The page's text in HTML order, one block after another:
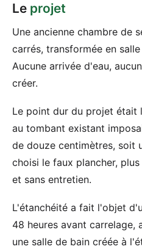
Le projet
Une ancienne chambre de
carrés, transformée en
Aucune arrivée d'eau,
créer.
Le point dur du projet était
au tombant existant
de douze centimètres, soit
choisi le faux plancher,
et sans entretien.
L'étanchéité a fait l'objet
48 heures avant carrelage,
une salle de bain créée à